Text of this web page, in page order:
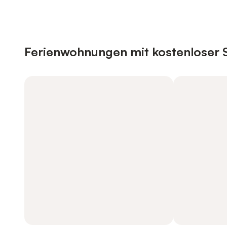
Ferienwohnungen mit kostenloser